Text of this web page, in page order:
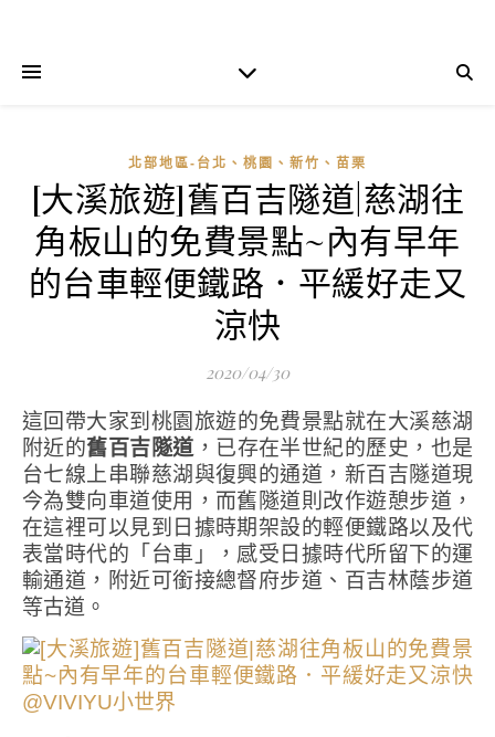
北部地區-台北、桃園、新竹、苗栗
[大溪旅遊]舊百吉隧道|慈湖往
角板山的免費景點~內有早年
的台車輕便鐵路．平緩好走又
涼快
2020/04/30
這回帶大家到桃園旅遊的免費景點就在大溪慈湖
附近的舊百吉隧道，已存在半世紀的歷史，也是
台七線上串聯慈湖與復興的通道，新百吉隧道現
今為雙向車道使用，而舊隧道則改作遊憩步道，
在這裡可以見到日據時期架設的輕便鐵路以及代
表當時代的「台車」，感受日據時代所留下的運
輸通道，附近可銜接總督府步道、百吉林蔭步道
等古道。